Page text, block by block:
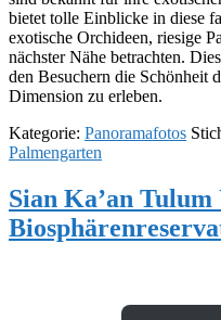
bietet tolle Einblicke in diese
exotische Orchideen, riesige
nächster Nähe betrachten.
den Besuchern die Schönheit
Dimension zu erleben.
Kategorie: Panoramafotos
Palmengarten
Sian Ka’an Tulum